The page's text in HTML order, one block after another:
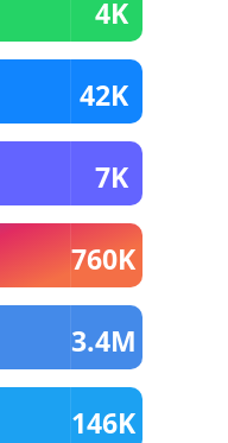
4K
42K
7K
760K
3.4M
146K